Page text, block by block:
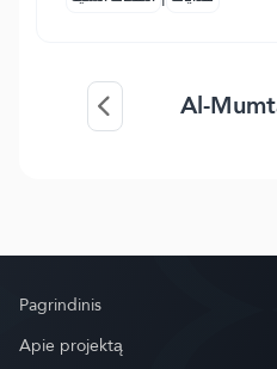
Al-
Pagrindinis
Apie projektą